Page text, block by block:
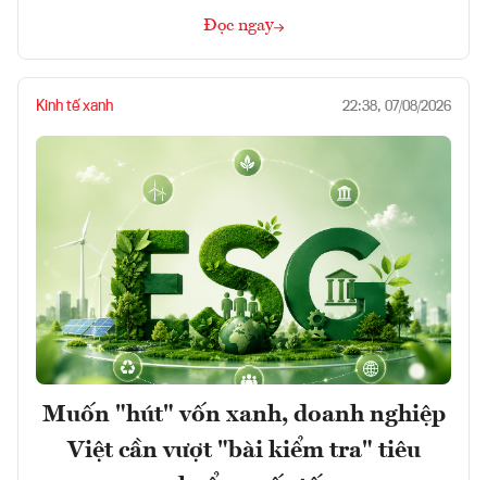
Đọc ngay
Kinh tế xanh 22:38, 07/08/2026
Muốn "hút" vốn xanh, doanh nghiệp
Việt cần vượt "bài kiểm tra" tiêu